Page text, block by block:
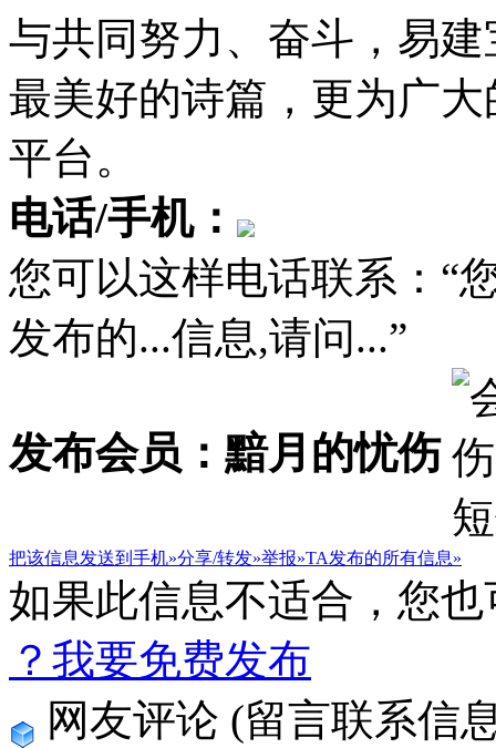
与共同努力、奋斗，易
最美好的诗篇，更为广
平台。
电话/手机：
您可以这样电话联系：“
发布的...信息,请问...”
发布会员：黯月的忧伤
把该信息发送到手机»分享/转发»举报»TA发布的所有信息»
如果此信息不适合，您
？我要免费发布
网友评论 (留言联系信